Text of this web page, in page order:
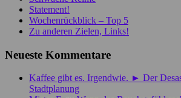
Statement!
Wochenrückblick – Top 5
Zu anderen Zielen, Links!
Neueste Kommentare
Kaffee gibt es. Irgendwie. ► Der
Stadtplanung